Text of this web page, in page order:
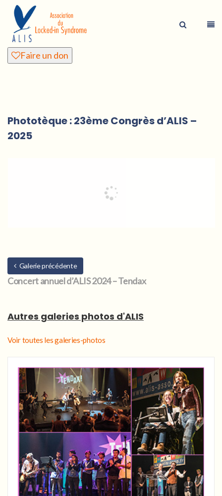
Faire un don
Phototèque : 23ème Congrès d’ALIS –
2025
Galerie précédente
Concert annuel d’ALIS 2024 – Tendax
Autres galeries photos d'ALIS
Voir toutes les galeries-photos